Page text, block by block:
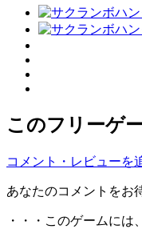
このフリーゲ
コメント・レビューを
あなたのコメントをお
・・・このゲームに